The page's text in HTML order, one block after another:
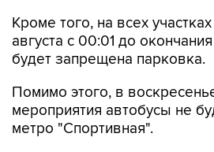
Кроме того, на всех
августа с 00:01 до
будет запрещена парковка.
Помимо этого, в
мероприятия автобусы не
метро "Спортивная".